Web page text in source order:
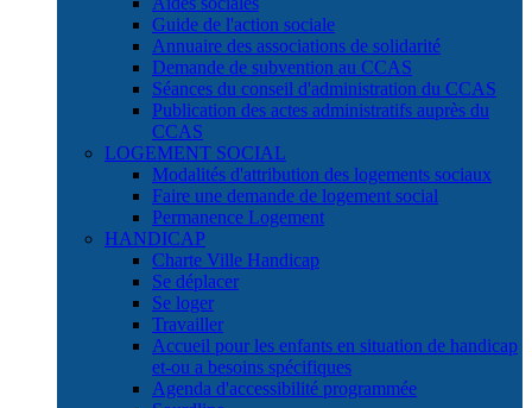
Guide de l'action sociale
Annuaire des associations de solidarité
Demande de subvention au CCAS
Séances du conseil d'administration du CCAS
Publication des actes administratifs auprès du
CCAS
LOGEMENT SOCIAL
Modalités d'attribution des logements sociaux
Faire une demande de logement social
Permanence Logement
HANDICAP
Charte Ville Handicap
Se déplacer
Se loger
Travailler
Accueil pour les enfants en situation de handicap
et-ou a besoins spécifiques
Agenda d'accessibilité programmée